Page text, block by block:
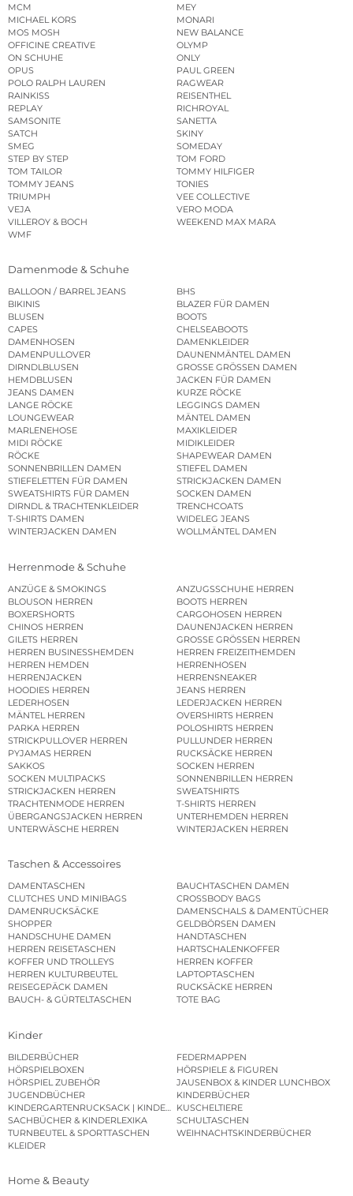
MCM
MEY
MICHAEL KORS
MONARI
MOS MOSH
NEW BALANCE
OFFICINE CREATIVE
OLYMP
ON SCHUHE
ONLY
OPUS
PAUL GREEN
POLO RALPH LAUREN
RAGWEAR
RAINKISS
REISENTHEL
REPLAY
RICHROYAL
SAMSONITE
SANETTA
SATCH
SKINY
SMEG
SOMEDAY
STEP BY STEP
TOM FORD
TOM TAILOR
TOMMY HILFIGER
TOMMY JEANS
TONIES
TRIUMPH
VEE COLLECTIVE
VEJA
VERO MODA
VILLEROY & BOCH
WEEKEND MAX MARA
WMF
Damenmode & Schuhe
BALLOON / BARREL JEANS
BHS
BIKINIS
BLAZER FÜR DAMEN
BLUSEN
BOOTS
CAPES
CHELSEABOOTS
DAMENHOSEN
DAMENKLEIDER
DAMENPULLOVER
DAUNENMÄNTEL DAMEN
DIRNDLBLUSEN
GROSSE GRÖSSEN DAMEN
HEMDBLUSEN
JACKEN FÜR DAMEN
JEANS DAMEN
KURZE RÖCKE
LANGE RÖCKE
LEGGINGS DAMEN
LOUNGEWEAR
MÄNTEL DAMEN
MARLENEHOSE
MAXIKLEIDER
MIDI RÖCKE
MIDIKLEIDER
RÖCKE
SHAPEWEAR DAMEN
SONNENBRILLEN DAMEN
STIEFEL DAMEN
STIEFELETTEN FÜR DAMEN
STRICKJACKEN DAMEN
SWEATSHIRTS FÜR DAMEN
SOCKEN DAMEN
DIRNDL & TRACHTENKLEIDER
TRENCHCOATS
T-SHIRTS DAMEN
WIDELEG JEANS
WINTERJACKEN DAMEN
WOLLMÄNTEL DAMEN
Herrenmode & Schuhe
ANZÜGE & SMOKINGS
ANZUGSSCHUHE HERREN
BLOUSON HERREN
BOOTS HERREN
BOXERSHORTS
CARGOHOSEN HERREN
CHINOS HERREN
DAUNENJACKEN HERREN
GILETS HERREN
GROSSE GRÖSSEN HERREN
HERREN BUSINESSHEMDEN
HERREN FREIZEITHEMDEN
HERREN HEMDEN
HERRENHOSEN
HERRENJACKEN
HERRENSNEAKER
HOODIES HERREN
JEANS HERREN
LEDERHOSEN
LEDERJACKEN HERREN
MÄNTEL HERREN
OVERSHIRTS HERREN
PARKA HERREN
POLOSHIRTS HERREN
STRICKPULLOVER HERREN
PULLUNDER HERREN
PYJAMAS HERREN
RUCKSÄCKE HERREN
SAKKOS
SOCKEN HERREN
SOCKEN MULTIPACKS
SONNENBRILLEN HERREN
STRICKJACKEN HERREN
SWEATSHIRTS
TRACHTENMODE HERREN
T-SHIRTS HERREN
ÜBERGANGSJACKEN HERREN
UNTERHEMDEN HERREN
UNTERWÄSCHE HERREN
WINTERJACKEN HERREN
Taschen & Accessoires
DAMENTASCHEN
BAUCHTASCHEN DAMEN
CLUTCHES UND MINIBAGS
CROSSBODY BAGS
DAMENRUCKSÄCKE
DAMENSCHALS & DAMENTÜCHER
SHOPPER
GELDBÖRSEN DAMEN
HANDSCHUHE DAMEN
HANDTASCHEN
HERREN REISETASCHEN
HARTSCHALENKOFFER
KOFFER UND TROLLEYS
HERREN KOFFER
HERREN KULTURBEUTEL
LAPTOPTASCHEN
REISEGEPÄCK DAMEN
RUCKSÄCKE HERREN
BAUCH- & GÜRTELTASCHEN
TOTE BAG
Kinder
BILDERBÜCHER
FEDERMAPPEN
HÖRSPIELBOXEN
HÖRSPIELE & FIGUREN
HÖRSPIEL ZUBEHÖR
JAUSENBOX & KINDER LUNCHBOX
JUGENDBÜCHER
KINDERBÜCHER
KINDERGARTENRUCKSACK | KINDERGARTENBEUTEL
KUSCHELTIERE
SACHBÜCHER & KINDERLEXIKA
SCHULTASCHEN
TURNBEUTEL & SPORTTASCHEN
WEIHNACHTSKINDERBÜCHER
KLEIDER
Home & Beauty